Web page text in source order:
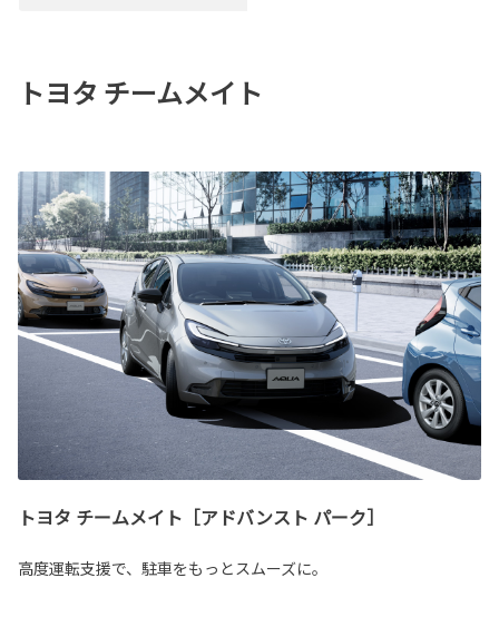
トヨタ チームメイト
トヨタ チームメイト［アドバンスト パーク］
高度運転支援で、駐車をもっとスムーズに。